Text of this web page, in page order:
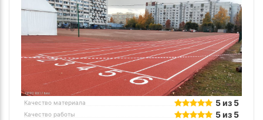
Качество материала 5 из 5
Качество работы 5 из 5